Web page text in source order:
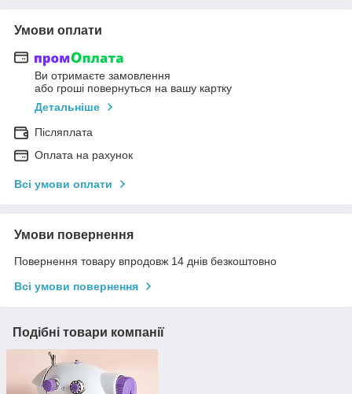
Умови оплати
Ви отримаєте замовлення
або гроші повернуться на вашу картку
Детальніше
Післяплата
Оплата на рахунок
Всі умови оплати
Умови повернення
Повернення товару впродовж 14 днів безкоштовно
Всі умови повернення
Подібні товари компанії